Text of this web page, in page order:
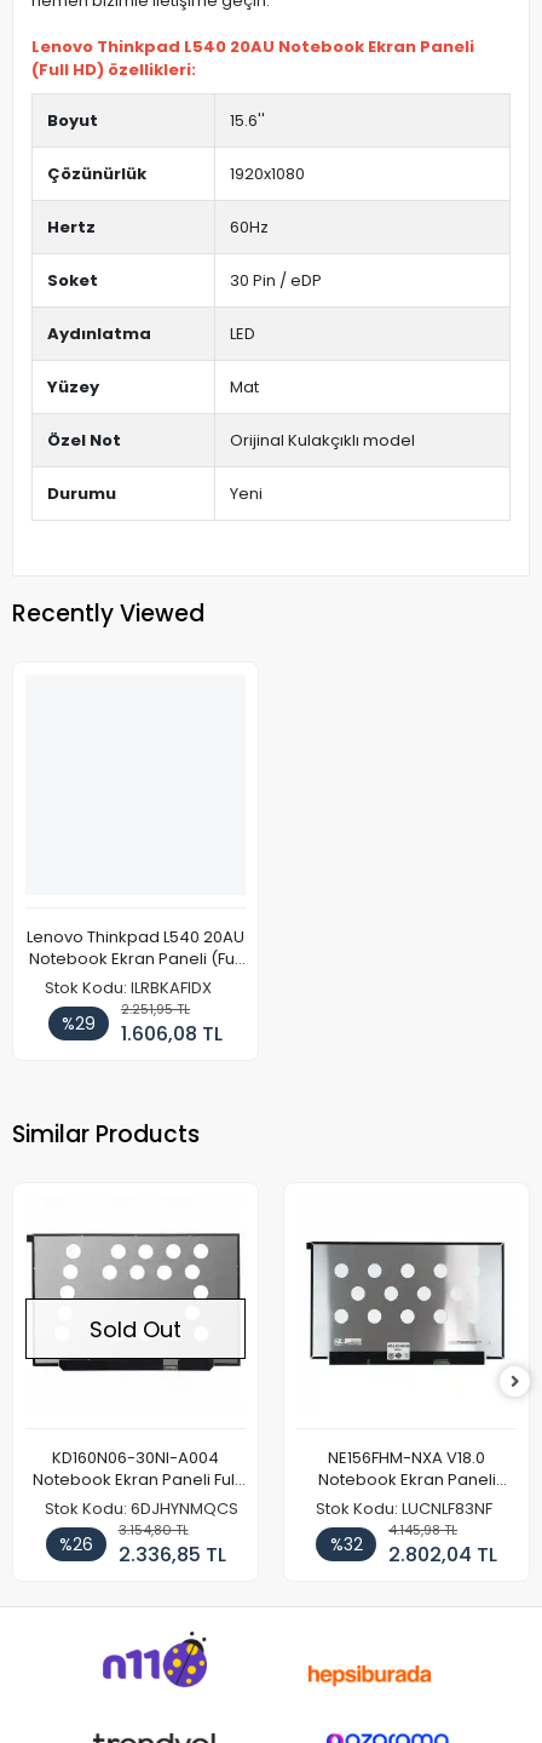
Lenovo Thinkpad L540 20AU Notebook Ekran Paneli
(Full HD) özellikleri:
Boyut 15.6''
Çözünürlük 1920x1080
Hertz 60Hz
Soket 30 Pin / eDP
Aydınlatma LED
Yüzey Mat
Özel Not Orijinal Kulakçıklı model
Durumu Yeni
Recently Viewed
Lenovo Thinkpad L540 20AU
Notebook Ekran Paneli (Full
HD)
Stok Kodu: ILRBKAFIDX
%29
2.251,95 TL
1.606,08 TL
Similar Products
Sold Out
KD160N06-30NI-A004
Notebook Ekran Paneli Full
HD
Stok Kodu: 6DJHYNMQCS
%26
3.154,80 TL
2.336,85 TL
NE156FHM-NXA V18.0
Notebook Ekran Paneli
144Hz
Stok Kodu: LUCNLF83NF
%32
4.145,98 TL
2.802,04 TL